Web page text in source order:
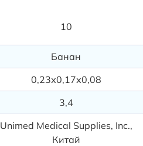
10
Банан
0,23х0,17х0,08
3,4
Unimed Medical Supplies, Inc.,
Китай